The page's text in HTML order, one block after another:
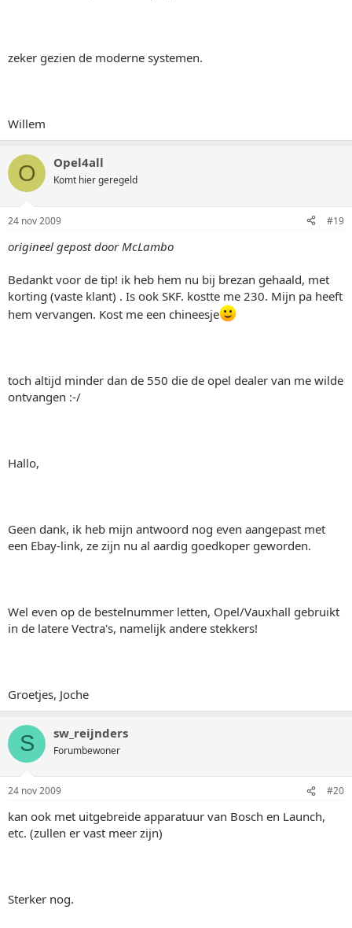
zeker gezien de moderne systemen.
Willem
O Opel4all
Komt hier geregeld
24 nov 2009 #19
origineel gepost door McLambo
Bedankt voor de tip! ik heb hem nu bij brezan gehaald, met
korting (vaste klant) . Is ook SKF. kostte me 230. Mijn pa heeft
hem vervangen. Kost me een chineesje
toch altijd minder dan de 550 die de opel dealer van me wilde
ontvangen :-/
Hallo,
Geen dank, ik heb mijn antwoord nog even aangepast met
een Ebay-link, ze zijn nu al aardig goedkoper geworden.
Wel even op de bestelnummer letten, Opel/Vauxhall gebruikt
in de latere Vectra's, namelijk andere stekkers!
Groetjes, Joche
S sw_reijnders
Forumbewoner
24 nov 2009 #20
kan ook met uitgebreide apparatuur van Bosch en Launch,
etc. (zullen er vast meer zijn)
Sterker nog.